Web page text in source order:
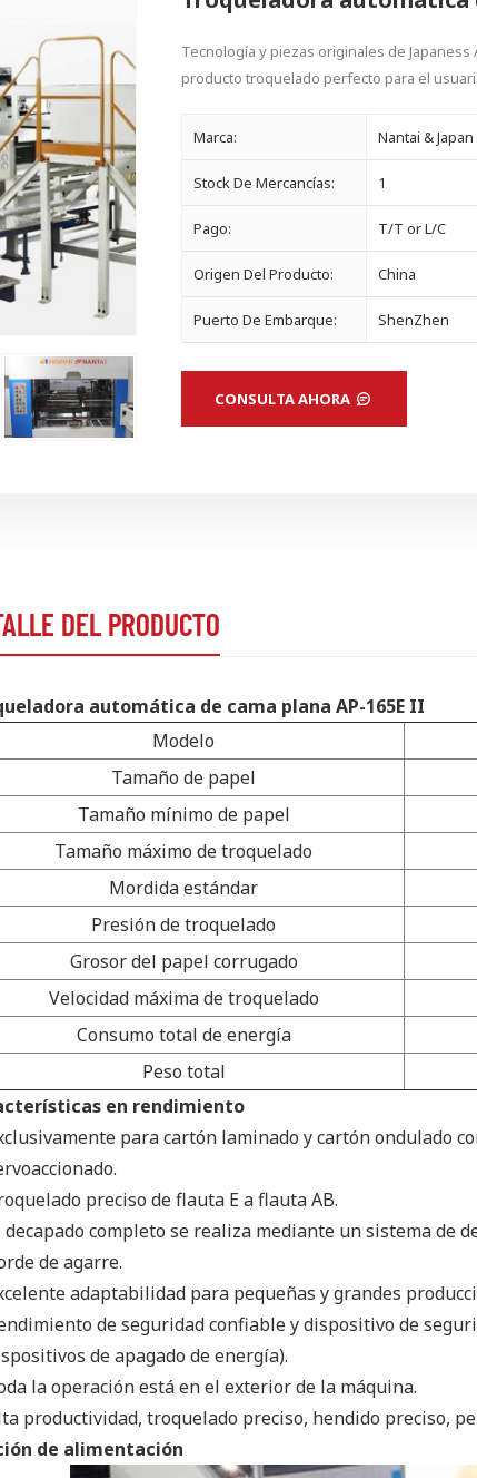
Tecnología y piezas originales de
producto troquelado perfecto para el
Marca: Nantai &
Stock De Mercancías: 1
Pago: T/T or L/C
Origen Del Producto: China
Puerto De Embarque: ShenZhen
CONSULTA AHORA
DEL PRODUCTO
automática de cama plana AP-165E II
Modelo
Tamaño de papel
Tamaño mínimo de papel
Tamaño máximo de troquelado
Mordida estándar
Presión de troquelado
Grosor del papel corrugado
Velocidad máxima de troquelado
Consumo total de energía
Peso total
en rendimiento
para cartón laminado y cartón ondulado
preciso de flauta E a flauta AB.
decapado completo se realiza mediante un sistema de
de agarre.
adaptabilidad para pequeñas y grandes
de seguridad confiable y dispositivo de
de apagado de energía).
la operación está en el exterior de la máquina.
productividad, troquelado preciso, hendido preciso,
de alimentación